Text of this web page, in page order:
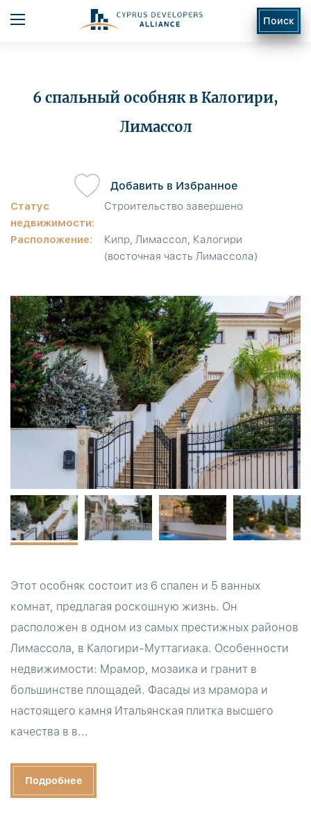
Поиск
6 спальный особняк в Калогири,
Лимассол
Статус
недвижимости:
Строительство завершено
Расположение:
Кипр, Лимассол, Калогири
(восточная часть Лимассола)
Добавить в Избранное
Этот особняк состоит из 6 спален и 5 ванных
комнат, предлагая роскошную жизнь. Он
расположен в одном из самых престижных районов
Лимассола, в Калогири-Муттагиака. Особенности
недвижимости: Мрамор, мозаика и гранит в
большинстве площадей. Фасады из мрамора и
настоящего камня Итальянская плитка высшего
качества в в...
Подробнее